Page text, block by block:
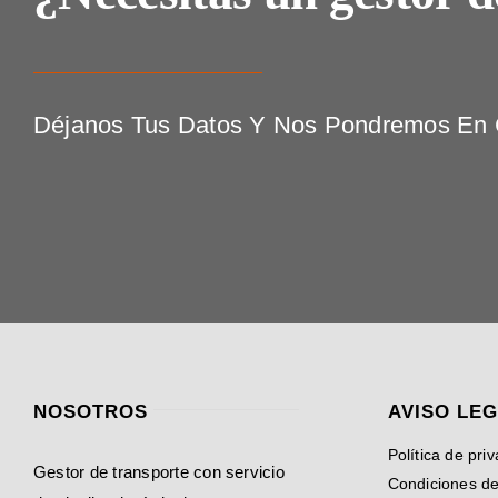
Déjanos Tus Datos Y Nos Pondremos
NOSOTROS
Gestor de transporte con servicio
AVISO
Política de
Condiciones